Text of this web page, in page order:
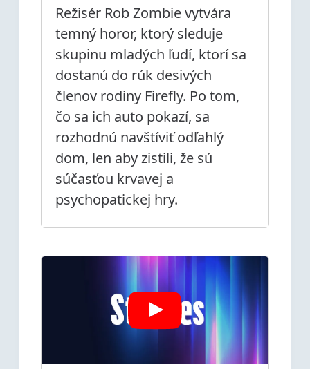
Režisér Rob Zombie vytvára
temný horor, ktorý sleduje
skupinu mladých ľudí, ktorí sa
dostanú do rúk desivých
členov rodiny Firefly. Po tom,
čo sa ich auto pokazí, sa
rozhodnú navštíviť odľahlý
dom, len aby zistili, že sú
súčasťou krvavej a
psychopatickej hry.